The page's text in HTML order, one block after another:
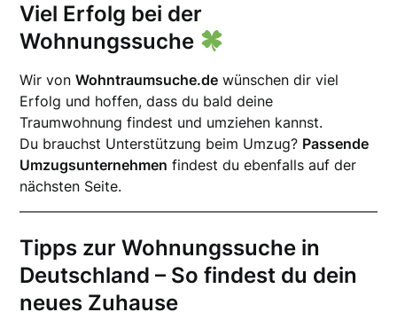
Viel Erfolg bei der
Wohnungssuche
Wir vonWohntraumsuche.de wünschen dir viel
Erfolg und hoffen, dass du bald deine
Traumwohnung findest und umziehen kannst.
Du brauchst Unterstützung beim Umzug? Passende
Umzugsunternehmen findest du ebenfalls auf der
nächsten Seite.
Tipps zur Wohnungssuche in
Deutschland – So findest du dein
neues Zuhause